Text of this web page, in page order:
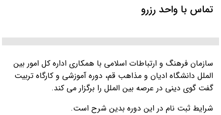
تماس با واحد رزرو
سازمان فرهنگ و ارتباطات اسلامی با همکاری اداره کل امور بین
الملل دانشگاه ادیان و مذاهب قم، دوره آموزشی و کارگاه تربیت
گفت گوی دینی در عرصه بین الملل را برگزار می کند.
شرایط ثبت نام در این دوره بدین شرح است.